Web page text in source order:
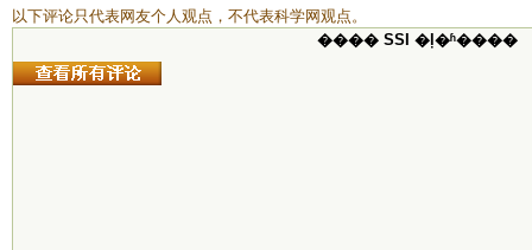
以下评论只代表网友个人观点，不代表科学网观点。
���� SSI �ļ�ʱ����